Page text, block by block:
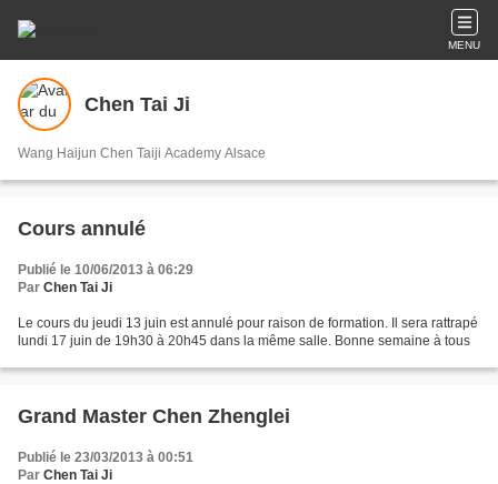
MENU
Chen Tai Ji
Wang Haijun Chen Taiji Academy Alsace
Cours annulé
Publié le 10/06/2013 à 06:29
Par Chen Tai Ji
Le cours du jeudi 13 juin est annulé pour raison de formation. Il sera rattrapé
lundi 17 juin de 19h30 à 20h45 dans la même salle. Bonne semaine à tous
Grand Master Chen Zhenglei
Publié le 23/03/2013 à 00:51
Par Chen Tai Ji